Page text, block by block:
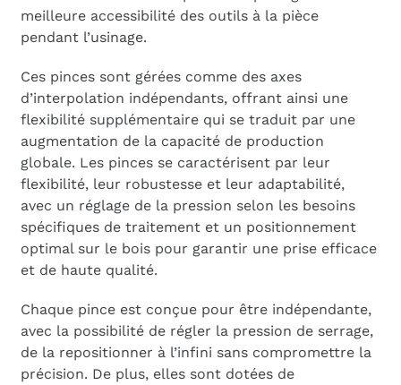
meilleure accessibilité des outils à la pièce
pendant l’usinage.
Ces pinces sont gérées comme des axes
d’interpolation indépendants, offrant ainsi une
flexibilité supplémentaire qui se traduit par une
augmentation de la capacité de production
globale. Les pinces se caractérisent par leur
flexibilité, leur robustesse et leur adaptabilité,
avec un réglage de la pression selon les besoins
spécifiques de traitement et un positionnement
optimal sur le bois pour garantir une prise efficace
et de haute qualité.
Chaque pince est conçue pour être indépendante,
avec la possibilité de régler la pression de serrage,
de la repositionner à l’infini sans compromettre la
précision. De plus, elles sont dotées de